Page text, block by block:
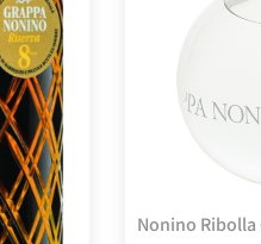
Nonino Ribolla